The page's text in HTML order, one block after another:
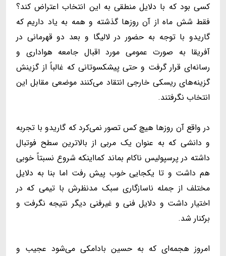
کسی بود که با دلایل منطقی به این انتخاب اعتراض کند؟
فقط شش ماه از آن روزها گذشته و همه به یاد داریم که
گاریدو با توجه به حضور در لالیگا و بعد دو قهرمانی در
آفریقا به صورت عمومی مورد اقبال جامعه هواداری و
رسانه‌ای قرار گرفت و حتی پیشکسوتانی که غالباً از گزینش
گزینه‌های ریسکی خارجی انتقاد می‌کنند موضعی مقابل این
انتخاب نگرفتند.
در واقع آن روزها هیچ کس تصور نمی‌کرد که گاریدو با تجربه
و دانشی که به عنوان یک مربی از بالاترین سطح فوتبال
داشته در پرسپولیس ناکام بماند کمااینکه شروع نسبتاً خوبی
هم داشت و تا یکجایی خوب پیش رفت اما بنا به دلایل
مختلف از جمله ناسازگاری سبک مدنظرش با تیمی که در
اختیار داشت و دلایل فنی و غیرفنی دیگر نتیجه نگرفت و
برکنار شد.
امروز هجمه‌ای که به حسین بادامکی می‌شود عجیب و